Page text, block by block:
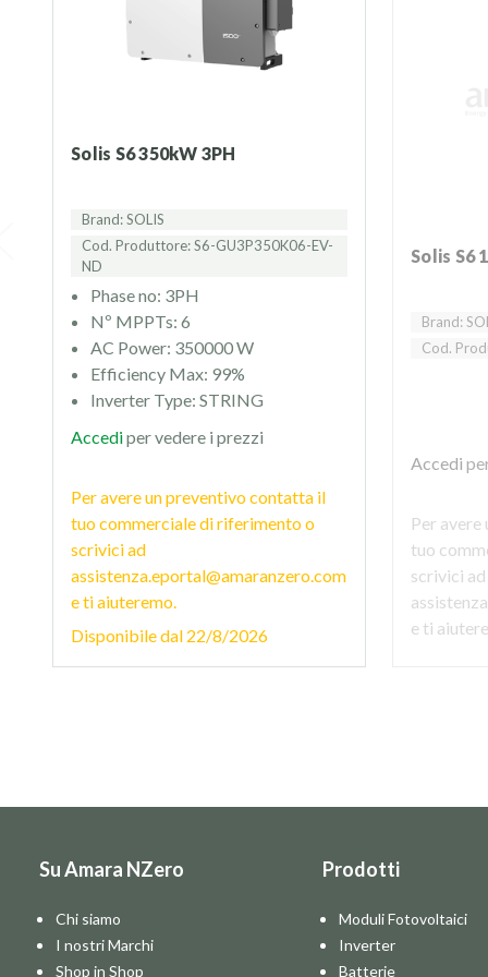
Solis S6 350kW 3PH
Brand: SOLIS
Cod. Produttore: S6-GU3P350K06-EV-
ND
Phase no: 3PH
Nº MPPTs: 6
AC Power: 350000 W
Efficiency Max: 99%
Inverter Type: STRING
Accediper vedere i prezzi
Per avere un preventivo contatta il
tuo commerciale di riferimento o
scrivici ad
assistenza.eportal@amaranzero.com
e ti aiuteremo.
Disponibile dal 22/8/2026
Solis
Brand:
Cod.
Accedi
Per
tuo
scrivici ad
e ti
Su Amara NZero
Chi siamo
I nostri Marchi
Shop in Shop
Prodotti
Moduli Fotovoltaici
Inverter
Batterie